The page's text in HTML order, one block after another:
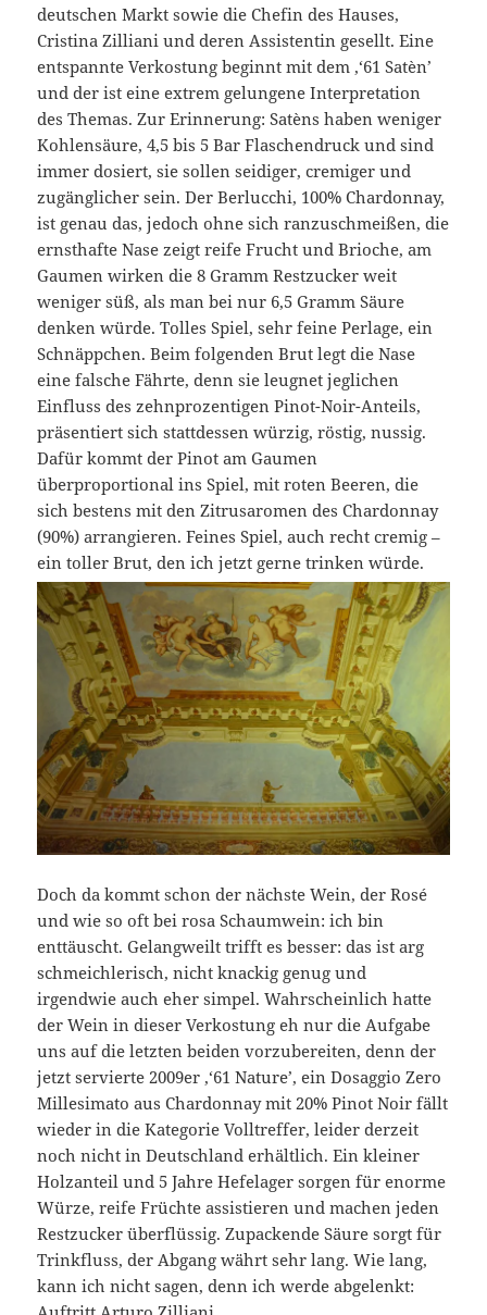
deutschen Markt sowie die Chefin des Hauses,
Cristina Zilliani und deren Assistentin gesellt. Eine
entspannte Verkostung beginnt mit dem ‚‘61 Satèn’
und der ist eine extrem gelungene Interpretation
des Themas. Zur Erinnerung: Satèns haben weniger
Kohlensäure, 4,5 bis 5 Bar Flaschendruck und sind
immer dosiert, sie sollen seidiger, cremiger und
zugänglicher sein. Der Berlucchi, 100% Chardonnay,
ist genau das, jedoch ohne sich ranzuschmeißen, die
ernsthafte Nase zeigt reife Frucht und Brioche, am
Gaumen wirken die 8 Gramm Restzucker weit
weniger süß, als man bei nur 6,5 Gramm Säure
denken würde. Tolles Spiel, sehr feine Perlage, ein
Schnäppchen. Beim folgenden Brut legt die Nase
eine falsche Fährte, denn sie leugnet jeglichen
Einfluss des zehnprozentigen Pinot-Noir-Anteils,
präsentiert sich stattdessen würzig, röstig, nussig.
Dafür kommt der Pinot am Gaumen
überproportional ins Spiel, mit roten Beeren, die
sich bestens mit den Zitrusaromen des Chardonnay
(90%) arrangieren. Feines Spiel, auch recht cremig –
ein toller Brut, den ich jetzt gerne trinken würde.
Doch da kommt schon der nächste Wein, der Rosé
und wie so oft bei rosa Schaumwein: ich bin
enttäuscht. Gelangweilt trifft es besser: das ist arg
schmeichlerisch, nicht knackig genug und
irgendwie auch eher simpel. Wahrscheinlich hatte
der Wein in dieser Verkostung eh nur die Aufgabe
uns auf die letzten beiden vorzubereiten, denn der
jetzt servierte 2009er ‚‘61 Nature’, ein Dosaggio Zero
Millesimato aus Chardonnay mit 20% Pinot Noir fällt
wieder in die Kategorie Volltreffer, leider derzeit
noch nicht in Deutschland erhältlich. Ein kleiner
Holzanteil und 5 Jahre Hefelager sorgen für enorme
Würze, reife Früchte assistieren und machen jeden
Restzucker überflüssig. Zupackende Säure sorgt für
Trinkfluss, der Abgang währt sehr lang. Wie lang,
kann ich nicht sagen, denn ich werde abgelenkt: